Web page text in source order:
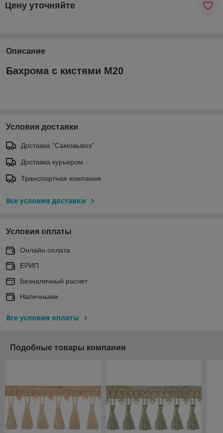
Цену уточняйте
Описание
Бахрома с кистями М20
Условия доставки
Доставка "Самовывоз"
Доставка курьером
Транспортная компания
Все условия доставки
Условия оплаты
Онлайн оплата
ЕРИП
Безналичный расчет
Наличными
Все условия оплаты
Подобные товары компании